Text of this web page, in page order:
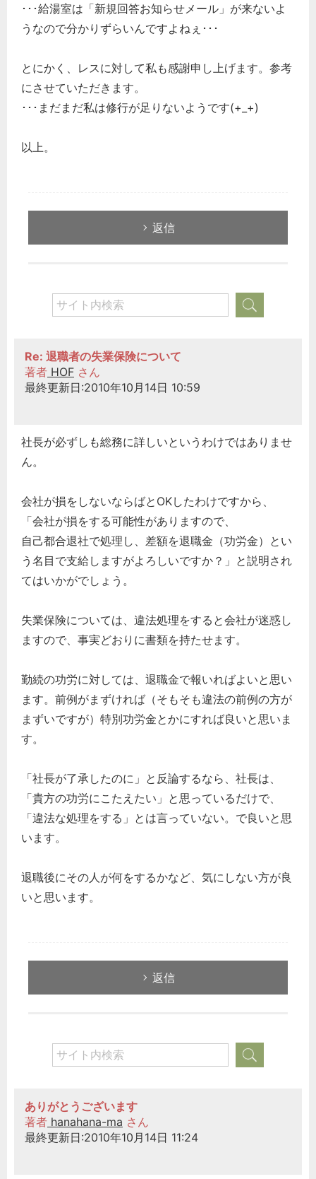
･･･給湯室は「新規回答お知らせメール」が来ないよ
うなので分かりずらいんですよねぇ･･･
とにかく、レスに対して私も感謝申し上げます。参考
にさせていただきます。
･･･まだまだ私は修行が足りないようです(+_+)
以上。
返信
Re: 退職者の失業保険について
著者 HOF さん
最終更新日:2010年10月14日 10:59
社長が必ずしも総務に詳しいというわけではありませ
ん。
会社が損をしないならばとOKしたわけですから、
「会社が損をする可能性がありますので、
自己都合退社で処理し、差額を退職金（功労金）とい
う名目で支給しますがよろしいですか？」と説明され
てはいかがでしょう。
失業保険については、違法処理をすると会社が迷惑し
ますので、事実どおりに書類を持たせます。
勤続の功労に対しては、退職金で報いればよいと思い
ます。前例がまずければ（そもそも違法の前例の方が
まずいですが）特別功労金とかにすれば良いと思いま
す。
「社長が了承したのに」と反論するなら、社長は、
「貴方の功労にこたえたい」と思っているだけで、
「違法な処理をする」とは言っていない。で良いと思
います。
退職後にその人が何をするかなど、気にしない方が良
いと思います。
返信
ありがとうございます
著者 hanahana-ma さん
最終更新日:2010年10月14日 11:24
企業法務
経営の知恵
秘書のノウハウ
次へ